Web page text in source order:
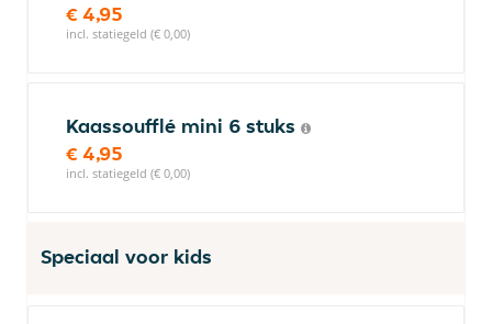
€ 4,95
incl. statiegeld (€ 0,00)
Kaassoufflé mini 6 stuks
€ 4,95
incl. statiegeld (€ 0,00)
Speciaal voor kids